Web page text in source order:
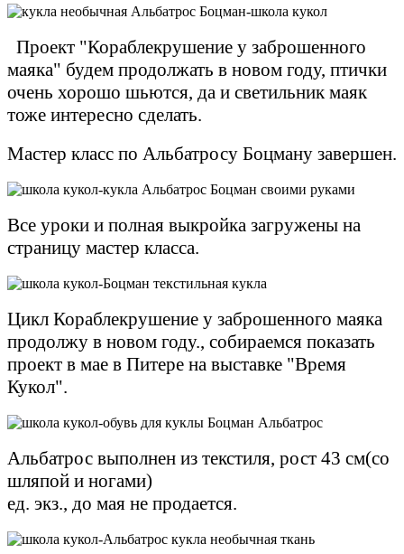
Проект "Кораблекрушение у заброшенного
маяка" будем продолжать в новом году, птички
очень хорошо шьются, да и светильник маяк
тоже интересно сделать.
Мастер класс по Альбатросу Боцману завершен.
Все уроки и полная выкройка загружены на
страницу мастер класса.
Цикл Кораблекрушение у заброшенного маяка
продолжу в новом году., собираемся показать
проект в мае в Питере на выставке "Время
Кукол".
Альбатрос выполнен из текстиля, рост 43 см(со
шляпой и ногами)
ед. экз., до мая не продается.